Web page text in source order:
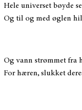
Hele universet bøyde
Og til og med øglen
Og vann strømmet fra
For hæren, slukket